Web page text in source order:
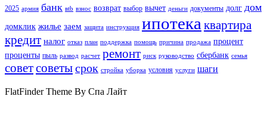
2025 армия банк вtb взнос возврат выбор вычет деньги документы долг дом
домклик жилье заем защита инструкция ипотека квартира
кредит налог отказ план поддержка помощь причина продажа процент
проценты пыль развод расчет ремонт риск руководство сбербанк семья
советсоветысрок стройка уборка условия услуги шаги
FlatFinder Theme By Спа Лайт